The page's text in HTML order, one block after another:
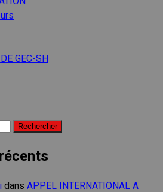
GEC-SH
dans APPEL INTERNATIONAL A